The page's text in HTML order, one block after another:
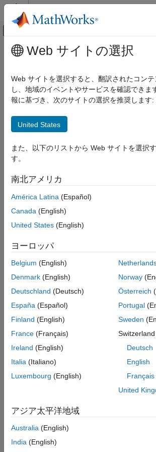
コンテンツへスキップ
オフキャンバス ナビゲ
ドキュメンテーションのホーム
メインコンテンツ
How useful was this
Web サイトの選択
Web サイトを選択すると、翻訳されたコン
し、地域のイベントやサービスを確認できま
報に基づき、次のサイトの選択を推奨します:
United States
また、以下のリストから Web サイトを選択
す。
南北アメリカ
América Latina (Español)
Canada (English)
United States (English)
ヨーロッパ
Belgium (English)
Denmark (English)
Deutschland (Deutsch)
España (Español)
Finland (English)
France (Français)
Ireland (English)
Italia (Italiano)
Luxembourg (English)
Norway
Österreich
Portugal
Sweden
Switzerland
Deutsch
English
Français
United
アジア太平洋地域
Australia (English)
India (English)
トラストセンター
プライバシー
違法コピー防止
アプリケーション ステー
© 1994-2026 The MathWorks, Inc.